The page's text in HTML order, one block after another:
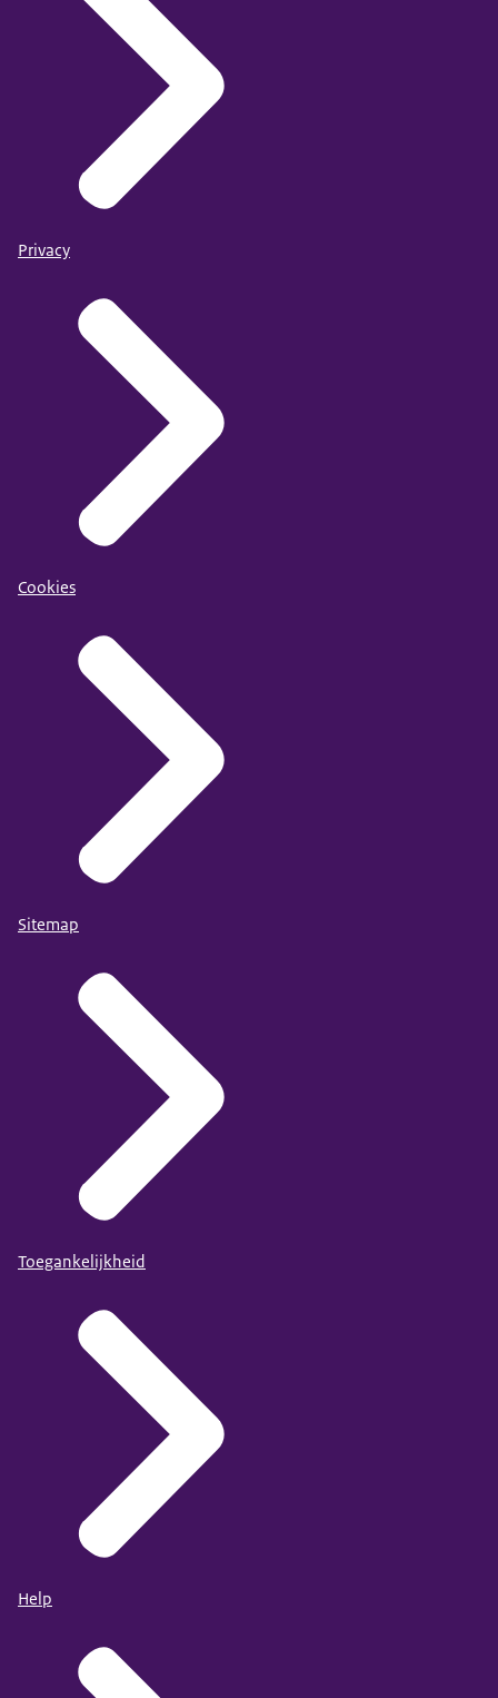
Privacy
Cookies
Sitemap
Toegankelijkheid
Help